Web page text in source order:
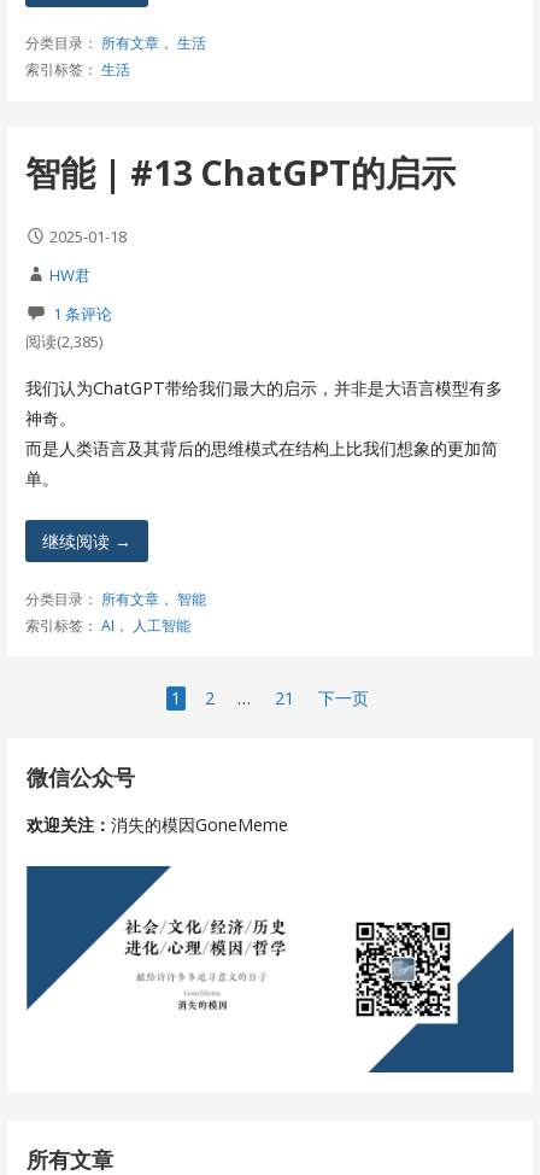
分类目录： 所有文章， 生活
索引标签： 生活
智能 | #13 ChatGPT的启示
2025-01-18
HW君
1 条评论
阅读(2,385)
我们认为ChatGPT带给我们最大的启示，并非是大语言模型有多
神奇。
而是人类语言及其背后的思维模式在结构上比我们想象的更加简
单。
继续阅读 →
分类目录： 所有文章， 智能
索引标签： AI ， 人工智能
导
航
1 2 … 21 下一页
微信公众号
欢迎关注：消失的模因GoneMeme
所有文章